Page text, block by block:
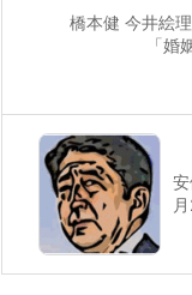
橋本健 今井絵
「婚